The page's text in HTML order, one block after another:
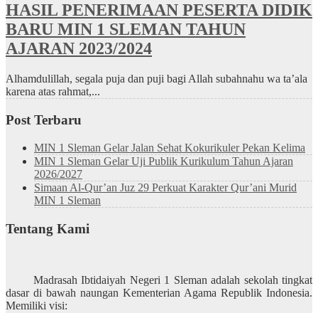
HASIL PENERIMAAN PESERTA DIDIK
BARU MIN 1 SLEMAN TAHUN
AJARAN 2023/2024
Alhamdulillah, segala puja dan puji bagi Allah subahnahu wa ta’ala
karena atas rahmat,...
Post Terbaru
MIN 1 Sleman Gelar Jalan Sehat Kokurikuler Pekan Kelima
MIN 1 Sleman Gelar Uji Publik Kurikulum Tahun Ajaran
2026/2027
Simaan Al-Qur’an Juz 29 Perkuat Karakter Qur’ani Murid
MIN 1 Sleman
Tentang Kami
Madrasah Ibtidaiyah Negeri 1 Sleman adalah sekolah tingkat
dasar di bawah naungan Kementerian Agama Republik Indonesia.
Memiliki visi: